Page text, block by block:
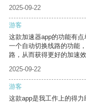
2025-09-22
游客
这款加速器app的功能有
一个自动切换线路的功能
路，从而获得更好的加速效
2025-09-22
游客
这款app是我工作上的得